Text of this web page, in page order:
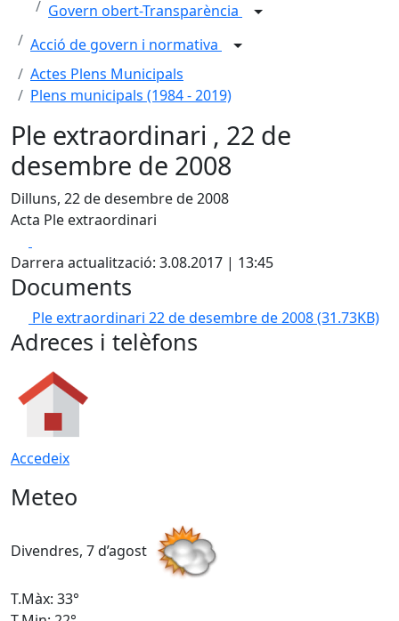
Govern obert-Transparència
Acció de govern i normativa
Actes Plens Municipals
Plens municipals (1984 - 2019)
Ple extraordinari , 22 de
desembre de 2008
Dilluns, 22 de desembre de 2008
Acta Ple extraordinari
Darrera actualització: 3.08.2017 | 13:45
Documents
Ple extraordinari 22 de desembre de 2008(31.73KB)
Adreces i telèfons
Accedeix
Meteo
Divendres, 7 d’agost
T.Màx: 33°